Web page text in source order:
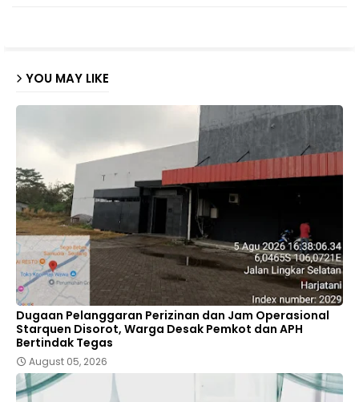
YOU MAY LIKE
Dugaan Pelanggaran Perizinan dan Jam Operasional
Starquen Disorot, Warga Desak Pemkot dan APH
Bertindak Tegas
August 05, 2026